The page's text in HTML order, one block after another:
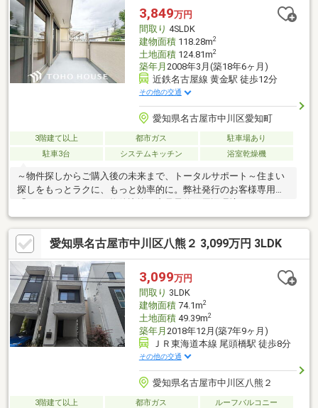
合わせください♪
3,849万円
間取り 4SLDK
建物面積118.28m2
土地面積124.81m2
築年月 2008年3月(築18年6ヶ月)
近鉄名古屋線 黄金駅 徒歩12分
その他の交通
愛知県名古屋市中川区愛知町
3階建て以上 都市ガス
駐車場あり
駐車3台
システムキッチン 浴室乾燥機
～物件探しからご購入後の未来まで、トータルサポート～住まい
探しをもっとラクに、もっと効率的に。弊社発行のお客様専用
までスマホで完結。よく行く場所へのルートや所要時間がわかる
「Door to Door機能」で、通勤・通学時間もスムーズに検索でき
ます。東宝ハウス名古屋中央では、物件のご紹介にとどまらず、
独自の会員サービス「TOHO HOUSE CLUB」や「未来カレンダ
ー」を活用したライフプランニングを通じて、ご入居後もお客様
の安心と豊かな暮らしに寄り添い続けます。
愛知県名古屋市中川区八熊２ 3,099万円 3LDK
3,099万円
間取り 3LDK
建物面積74.1m2
土地面積49.39m2
築年月 2018年12月(築7年9ヶ月)
ＪＲ東海道本線 尾頭橋駅 徒歩8分
その他の交通
愛知県名古屋市中川区八熊２
3階建て以上 都市ガス
ルーフバルコニー